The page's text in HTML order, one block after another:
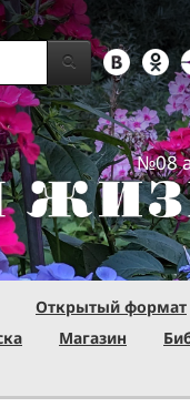
№08
Открытый формат
Магазин